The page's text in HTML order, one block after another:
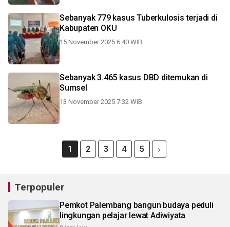
Sebanyak 779 kasus Tuberkulosis terjadi di
Kabupaten OKU
15 November 2025 6:40 WIB
Sebanyak 3.465 kasus DBD ditemukan di
Sumsel
13 November 2025 7:32 WIB
1 2 3 4 5
Terpopuler
Pemkot Palembang bangun budaya peduli
lingkungan pelajar lewat Adiwiyata